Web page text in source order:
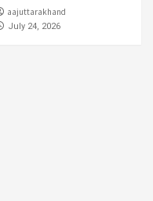
aajuttarakhand
July 24, 2026